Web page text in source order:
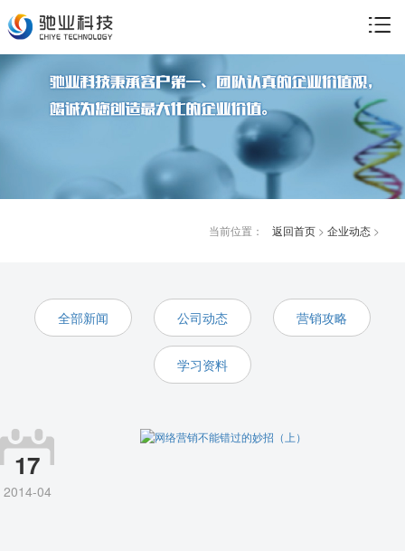
当前位置： 返回首页 > 企业动态 >
全部新闻 公司动态 营销攻略
学习资料
17
2014-04